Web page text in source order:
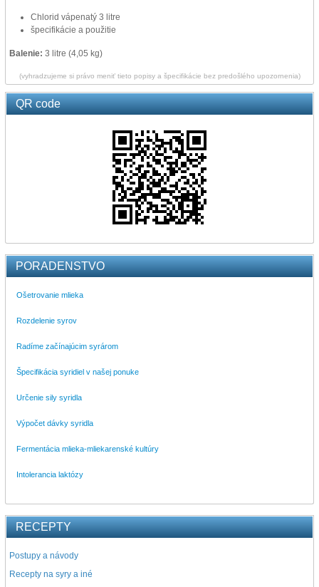
PORADENSTVO
Ošetrovanie mlieka
Rozdelenie syrov
Radíme začínajúcim syrárom
Špecifikácia syridiel v našej ponuke
Určenie sily syridla
Výpočet dávky syridla
Fermentácia mlieka-mliekarenské kultúry
Intolerancia laktózy
RECEPTY
Postupy a návody
Recepty na syry a iné
Chlorid vápenatý 3 litre
špecifikácie a použitie
Balenie: 3 litre (4,05 kg)
(vyhradzujeme si právo meniť tieto popisy a špecifikácie bez predošlého upozornenia)
QR code